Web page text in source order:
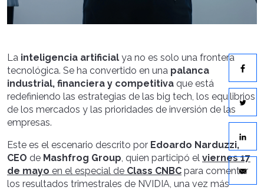
La inteligencia artificial ya no es solo una frontera
tecnológica. Se ha convertido en una palanca
industrial, financiera y competitiva que está
redefiniendo las estrategias de las big tech, los equilibrios
de los mercados y las prioridades de inversión de las
empresas.
Este es el escenario descrito por Edoardo Narduzzi,
CEO de Mashfrog Group, quien participó el viernes 17
de mayo en el especial de Class CNBC para comentar
los resultados trimestrales de NVIDIA, una vez más